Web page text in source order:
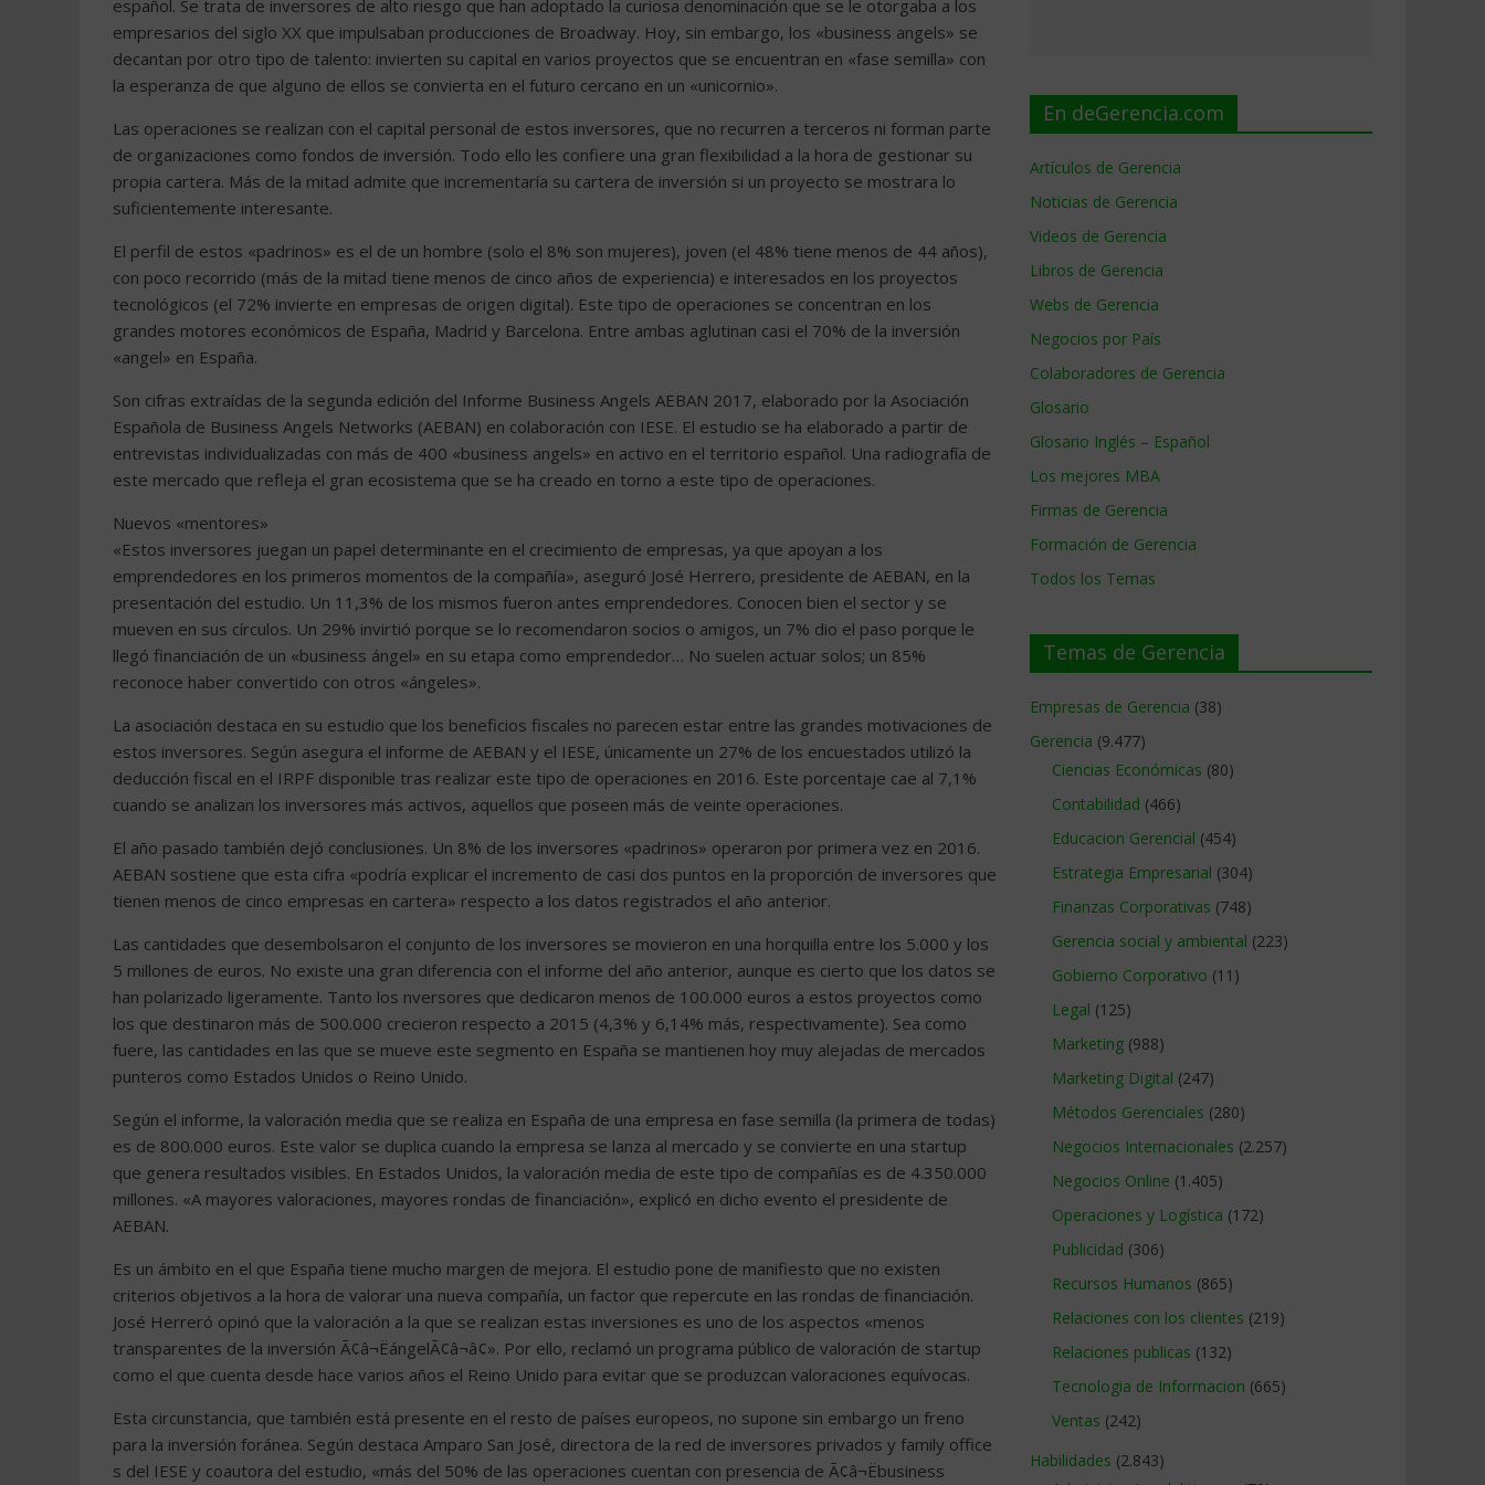
español. Se trata de inversores de alto riesgo que han adoptado la curiosa denominación que se le otorgaba a los
empresarios del siglo XX que impulsaban producciones de Broadway. Hoy, sin embargo, los «business angels» se
decantan por otro tipo de talento: invierten su capital en varios proyectos que se encuentran en «fase semilla» con
la esperanza de que alguno de ellos se convierta en el futuro cercano en un «unicornio».
Las operaciones se realizan con el capital personal de estos inversores, que no recurren a terceros ni forman parte
de organizaciones como fondos de inversión. Todo ello les confiere una gran flexibilidad a la hora de gestionar su
propia cartera. Más de la mitad admite que incrementaría su cartera de inversión si un proyecto se mostrara lo
suficientemente interesante.
El perfil de estos «padrinos» es el de un hombre (solo el 8% son mujeres), joven (el 48% tiene menos de 44 años),
con poco recorrido (más de la mitad tiene menos de cinco años de experiencia) e interesados en los proyectos
tecnológicos (el 72% invierte en empresas de origen digital). Este tipo de operaciones se concentran en los
grandes motores económicos de España, Madrid y Barcelona. Entre ambas aglutinan casi el 70% de la inversión
«angel» en España.
Son cifras extraídas de la segunda edición del Informe Business Angels AEBAN 2017, elaborado por la Asociación
Española de Business Angels Networks (AEBAN) en colaboración con IESE. El estudio se ha elaborado a partir de
entrevistas individualizadas con más de 400 «business angels» en activo en el territorio español. Una radiografía de
este mercado que refleja el gran ecosistema que se ha creado en torno a este tipo de operaciones.
Nuevos «mentores»
«Estos inversores juegan un papel determinante en el crecimiento de empresas, ya que apoyan a los
emprendedores en los primeros momentos de la compañía», aseguró José Herrero, presidente de AEBAN, en la
presentación del estudio. Un 11,3% de los mismos fueron antes emprendedores. Conocen bien el sector y se
mueven en sus círculos. Un 29% invirtió porque se lo recomendaron socios o amigos, un 7% dio el paso porque le
llegó financiación de un «business ángel» en su etapa como emprendedor… No suelen actuar solos; un 85%
reconoce haber convertido con otros «ángeles».
La asociación destaca en su estudio que los beneficios fiscales no parecen estar entre las grandes motivaciones de
estos inversores. Según asegura el informe de AEBAN y el IESE, únicamente un 27% de los encuestados utilizó la
deducción fiscal en el IRPF disponible tras realizar este tipo de operaciones en 2016. Este porcentaje cae al 7,1%
cuando se analizan los inversores más activos, aquellos que poseen más de veinte operaciones.
El año pasado también dejó conclusiones. Un 8% de los inversores «padrinos» operaron por primera vez en 2016.
AEBAN sostiene que esta cifra «podría explicar el incremento de casi dos puntos en la proporción de inversores que
tienen menos de cinco empresas en cartera» respecto a los datos registrados el año anterior.
Las cantidades que desembolsaron el conjunto de los inversores se movieron en una horquilla entre los 5.000 y los
5 millones de euros. No existe una gran diferencia con el informe del año anterior, aunque es cierto que los datos se
han polarizado ligeramente. Tanto los nversores que dedicaron menos de 100.000 euros a estos proyectos como
los que destinaron más de 500.000 crecieron respecto a 2015 (4,3% y 6,14% más, respectivamente). Sea como
fuere, las cantidades en las que se mueve este segmento en España se mantienen hoy muy alejadas de mercados
punteros como Estados Unidos o Reino Unido.
Según el informe, la valoración media que se realiza en España de una empresa en fase semilla (la primera de todas)
es de 800.000 euros. Este valor se duplica cuando la empresa se lanza al mercado y se convierte en una startup
que genera resultados visibles. En Estados Unidos, la valoración media de este tipo de compañías es de 4.350.000
millones. «A mayores valoraciones, mayores rondas de financiación», explicó en dicho evento el presidente de
AEBAN.
Es un ámbito en el que España tiene mucho margen de mejora. El estudio pone de manifiesto que no existen
criterios objetivos a la hora de valorar una nueva compañía, un factor que repercute en las rondas de financiación.
José Herreró opinó que la valoración a la que se realizan estas inversiones es uno de los aspectos «menos
transparentes de la inversión Ã¢â¬ËángelÃ¢â¬â¢». Por ello, reclamó un programa público de valoración de startup
como el que cuenta desde hace varios años el Reino Unido para evitar que se produzcan valoraciones equívocas.
Esta circunstancia, que también está presente en el resto de países europeos, no supone sin embargo un freno
para la inversión foránea. Según destaca Amparo San José, directora de la red de inversores privados y family office
s del IESE y coautora del estudio, «más del 50% de las operaciones cuentan con presencia de Ã¢â¬Ëbusiness
En deGerencia.com
Artículos de Gerencia
Noticias de Gerencia
Videos de Gerencia
Libros de Gerencia
Webs de Gerencia
Negocios por País
Colaboradores de Gerencia
Glosario
Glosario Inglés – Español
Los mejores MBA
Firmas de Gerencia
Formación de Gerencia
Todos los Temas
Temas de Gerencia
Empresas de Gerencia (38)
Gerencia (9.477)
Ciencias Económicas (80)
Contabilidad (466)
Educacion Gerencial (454)
Estrategia Empresarial (304)
Finanzas Corporativas (748)
Gerencia social y ambiental (223)
Gobierno Corporativo (11)
Legal (125)
Marketing (988)
Marketing Digital (247)
Métodos Gerenciales (280)
Negocios Internacionales (2.257)
Negocios Online (1.405)
Operaciones y Logística (172)
Publicidad (306)
Recursos Humanos (865)
Relaciones con los clientes (219)
Relaciones publicas (132)
Tecnologia de Informacion (665)
Ventas (242)
Habilidades (2.843)